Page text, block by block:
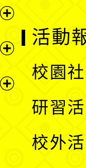
選
活動
校園
研習
校外